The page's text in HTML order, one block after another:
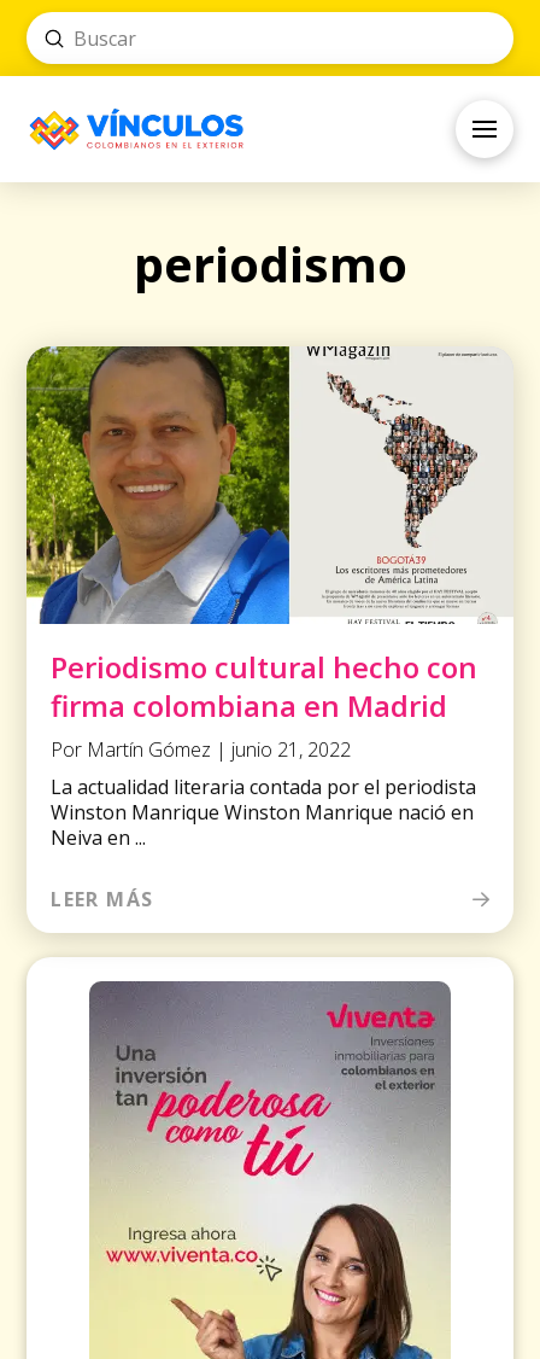
Search
Submit
periodismo
Periodismo cultural hecho con
firma colombiana en Madrid
Por Martín Gómez | junio 21, 2022
La actualidad literaria contada por el periodista
Winston Manrique Winston Manrique nació en
Neiva en ...
LEER MÁS